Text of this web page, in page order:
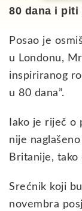
80 dana i piti
Posao je
u Londonu,
inspiriranog
u 80 dana”.
Iako je riječ o
nije
Britanije, tako
Srećnik koji
novembra